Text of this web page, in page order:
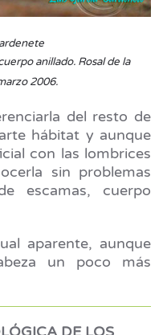
anillado. Rosal de la
2006.
del resto de
hábitat y aunque
con las lombrices
sin problemas
escamas, cuerpo
aparente, aunque
un poco más